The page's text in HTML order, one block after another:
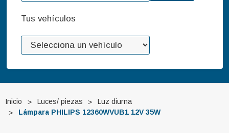
Tus vehículos
Inicio Luces/ piezas
Luz diurna
Lámpara PHILIPS 12360WVUB1 12V 35W